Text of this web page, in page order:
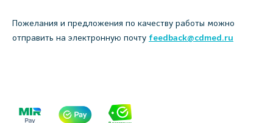
Пожелания и предложения по качеству работы можно
отправить на электронную почту feedback@cdmed.ru